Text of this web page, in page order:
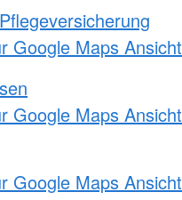
Google Maps Ansicht
Google Maps Ansicht
Google Maps Ansicht